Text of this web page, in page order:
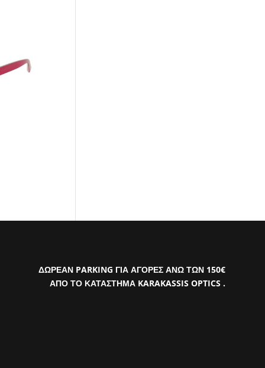
ΔΩΡΕΑΝ PARKING ΓΙΑ ΑΓΟΡΕΣ ΑΝΩ ΤΩΝ 150€
ΑΠΟ ΤΟ ΚΑΤΑΣΤΗΜΑ KARAKASSIS OPTICS .